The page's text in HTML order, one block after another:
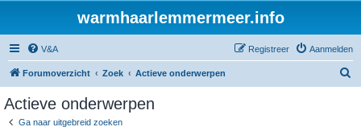
warmhaarlemmermeer.info
V&A Aanmelden
Registreer
Forumoverzicht Zoek Actieve onderwerpen
Actieve onderwerpen
Ga naar uitgebreid zoeken